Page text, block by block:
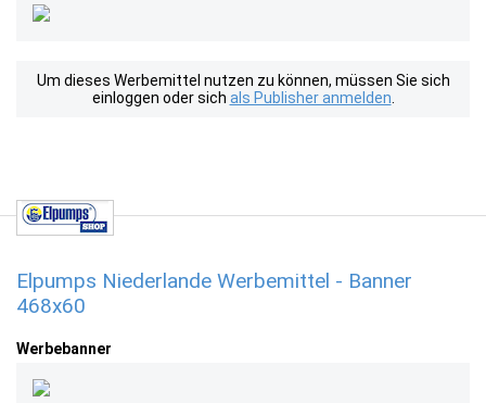
Um dieses Werbemittel nutzen zu können, müssen Sie sich
einloggen oder sich als Publisher anmelden
Elpumps Niederlande Werbemittel - Banner
468x60
Werbebanner